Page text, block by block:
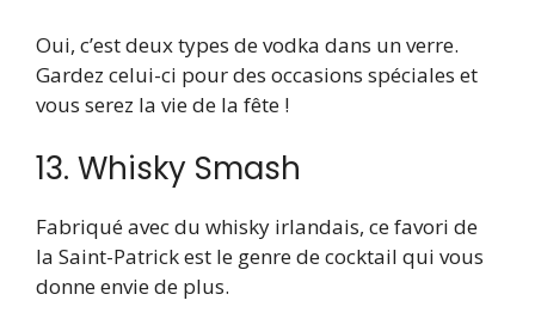
Oui, c’est deux types de vodka dans un verre.
Gardez celui-ci pour des occasions spéciales et
vous serez la vie de la fête !
13. Whisky Smash
Fabriqué avec du whisky irlandais, ce favori de
la Saint-Patrick est le genre de cocktail qui vous
donne envie de plus.